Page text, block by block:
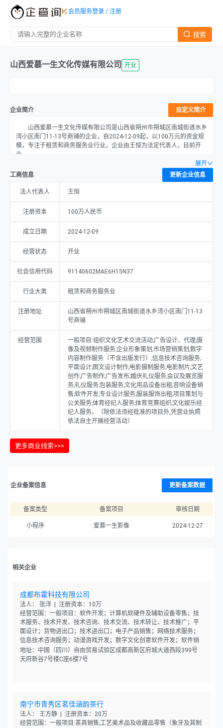
搜索
会员服务登录 / 注册
山西爱慕一生文化传媒有限公司 开业
企业简介 自定义简介
山西爱慕一生文化传媒有限公司是山西省朔州市朔城区南城街道水乡
湾小区南门11-13号商铺的企业，自2024-12-09起，以100万元的资金规
模，专注于租赁和商务服务业行业。企业由王恒为法定代表人，目前开
业。
展开
工商信息
更新企业信息
法人代表人 王恒
注册资本 100万人民币
成立日期 2024-12-09
经营状态 开业
社会信用代码 91140602MAE6H15N37
行业大类 租赁和商务服务业
注册地址
山西省朔州市朔城区南城街道水乡湾小区南门11-13
号商铺
经营范围
一般项目:组织文化艺术交流活动;广告设计、代理;摄
像及视频制作服务;企业形象策划;市场营销策划;数字
内容制作服务（不含出版发行）;信息技术咨询服务;
平面设计;图文设计制作;电影摄制服务;电影制片;文艺
创作;广告制作;广告发布;婚庆礼仪服务;会议及展览服
务;礼仪服务;包装服务;文化用品设备出租;音响设备销
售;软件开发;专业设计服务;服装服饰出租;项目策划与
公关服务;体育经纪人服务;体育竞赛组织;文化娱乐经
纪人服务。（除依法须经批准的项目外,凭营业执照
依法自主开展经营活动）
更多商业线索>>>
企业备案信息 更新备案数据
备案类型 备案项目 审核日期
小程序 爱慕一生影像 2024-12-27
相关企业
成都布霍科技有限公司
法人： 张洋 | 注册资本：10万
经营范围：一般项目：软件开发；计算机软硬件及辅助设备零售；技
术服务、技术开发、技术咨询、技术交流、技术转让、技术推广；平
面设计；货物进出口；技术进出口；电子产品销售；网络技术服务；
信息技术咨询服务；动漫游戏开发；数字文化创意软件开发；软件销
售。（除依法须经批准的项目外，凭营业执照依法自主开展经营活
动）
地址：中国（四川）自由贸易试验区成都高新区府城大道西段399号
天府新谷7号楼C座6楼7号
南宁市青秀区茗佳涵韵茶行
法人： 王方静 | 注册资本：20万
经营范围：一般项目:茶具销售;工艺美术品及收藏品零售（象牙及其制